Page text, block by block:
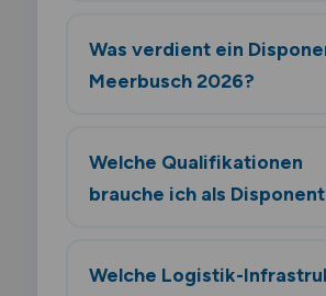
Was verdient ein
Meerbusch 2026?
Welche Qualifikationen
brauche ich als
Welche Logistik-